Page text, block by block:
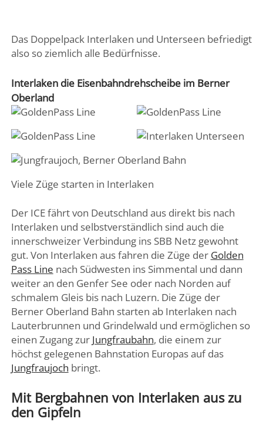
Das Doppelpack Interlaken und Unterseen befriedigt
also so ziemlich alle Bedürfnisse.
Interlaken die Eisenbahndrehscheibe im Berner
Oberland
Viele Züge starten in Interlaken
Der ICE fährt von Deutschland aus direkt bis nach
Interlaken und selbstverständlich sind auch die
innerschweizer Verbindung ins SBB Netz gewohnt
gut. Von Interlaken aus fahren die Züge der Golden
Pass Line nach Südwesten ins Simmental und dann
weiter an den Genfer See oder nach Norden auf
schmalem Gleis bis nach Luzern. Die Züge der
Berner Oberland Bahn starten ab Interlaken nach
Lauterbrunnen und Grindelwald und ermöglichen so
einen Zugang zur Jungfraubahn, die einem zur
höchst gelegenen Bahnstation Europas auf das
Jungfraujoch bringt.
Mit Bergbahnen von Interlaken aus zu
den Gipfeln